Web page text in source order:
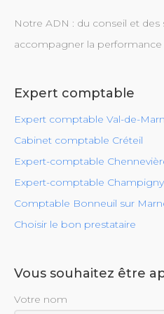
Notre ADN : du conseil et
accompagner la performance
Expert comptable
Expert comptable Val-de-
Cabinet comptable Créteil
Expert-comptable
Expert-comptable
Comptable Bonneuil sur
Choisir le bon prestataire
Vous souhaitez être
Votre nom